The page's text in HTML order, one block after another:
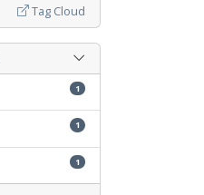
Tag Cloud
1
1
1